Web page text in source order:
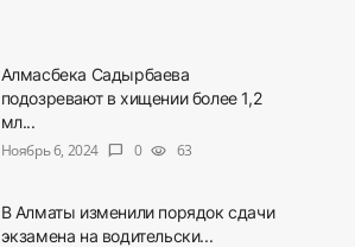
Алмасбека Садырбаева
подозревают в хищении более 1,2
мл...
Ноябрь 6, 2024
chat_bubble 0 visibility 63
В Алматы изменили порядок сдачи
экзамена на водительски...